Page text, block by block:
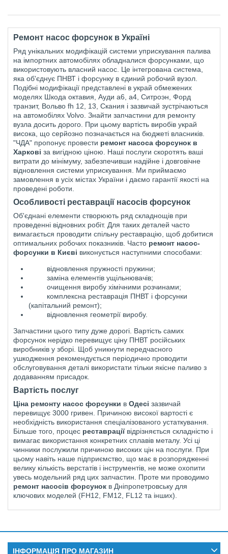
Ремонт насос форсунок в Україні
Ряд унікальних модифікацій системи уприскування палива
на імпортних автомобілях обладналися форсунками, що
використовують власний насос. Це інтегрована система,
яка об'єднує ПНВТ і форсунку в єдиний робочий вузол.
Подібні модифікації представлені в украй обмежених
моделях Шкода октавия, Ауди а6, а4, Ситроэн, Форд
транзит, Вольво fh 12, 13, Скания і зазвичай зустрічаються
на автомобілях Volvo. Знайти запчастини для ремонту
вузла досить дорого. При цьому вартість виробів украй
висока, що серйозно позначається на бюджеті власників.
"ЧДА" пропонує провести ремонт насоса форсунок в
Харкові за вигідною ціною. Наші послуги скоротять ваші
витрати до мінімуму, забезпечивши надійне і довговічне
відновлення системи уприскування. Ми приймаємо
замовлення в усіх містах України і даємо гарантії якості на
проведені роботи.
Особливості реставрації насосів форсунок
Об'єднані елементи створюють ряд складнощів при
проведенні відновних робіт. Для таких деталей часто
вимагається проводити спільну реставрацію, щоб добитися
оптимальних робочих показників. Часто ремонт насос-
форсунки в Києві виконується наступними способами:
відновлення пружності пружини;
заміна елементів ущільнювачів;
очищення виробу хімічними розчинами;
комплексна реставрація ПНВТ і форсунки
(капітальний ремонт);
відновлення геометрії виробу.
Запчастини цього типу дуже дорогі. Вартість самих
форсунок нерідко перевищує ціну ПНВТ російських
виробників у зборі. Щоб уникнути передчасного
ушкодження рекомендується періодично проводити
обслуговування деталі використати тільки якісне паливо з
додаванням присадок.
Вартість послуг
Ціна ремонту насос форсунки в Одесі зазвичай
перевищує 3000 гривен. Причиною високої вартості є
необхідність використання спеціалізованого устаткування.
Більше того, процес реставраціївідрізняється складністю і
вимагає використання конкретних сплавів металу. Усі ці
чинники послужили причиною високих цін на послуги. При
цьому навіть наше підприємство, що має в розпорядженні
велику кількість верстатів і інструментів, не може охопити
увесь модельний ряд цих запчастин. Проте ми проводимо
ремонт насосів форсунок в Дніпропетровську для
ключових моделей (FH12, FM12, FL12 та інших).
ІНФОРМАЦІЯ ПРО МАГАЗИН